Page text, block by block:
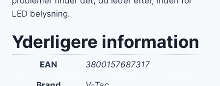
LED belysning.
Yderligere information
EAN 3800157687317